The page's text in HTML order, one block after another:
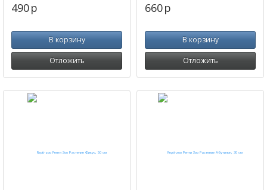
490p
В корзину
Отложить
660p
В корзину
Отложить